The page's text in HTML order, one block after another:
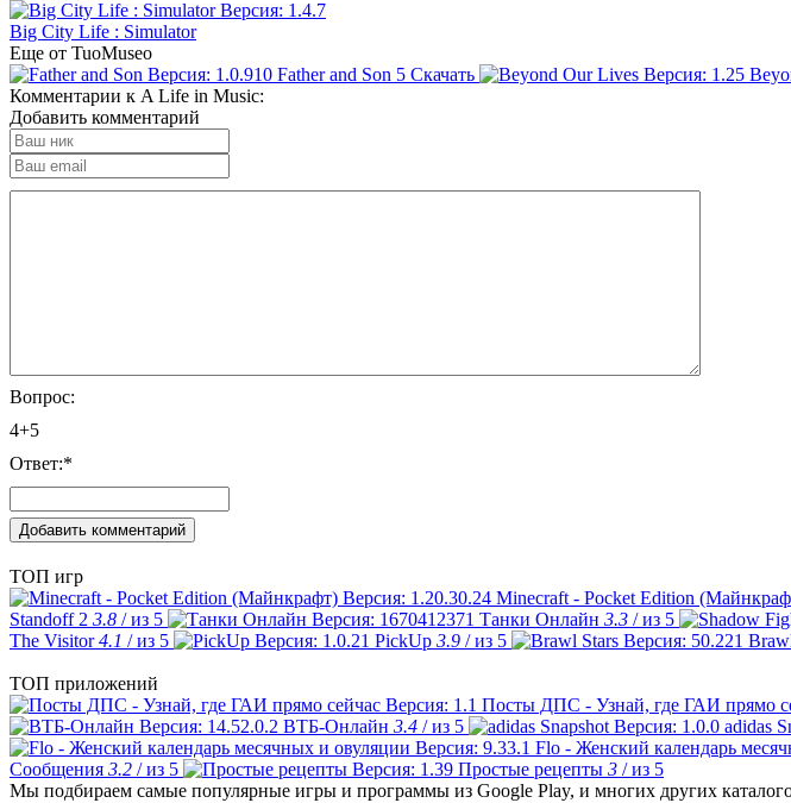
Big City Life : Simulator
Еще от TuoMuseo
Father and Son 5 Скачать
Комментарии к A Life in Music:
Добавить комментарий
Вопрос:
4+5
Ответ:*
ТОП игр
Minecraft - Pocket Edition
Standoff 2 3.8 / из 5 Танки Онлайн 3.3 / из 5
The Visitor4.1 / из 5 PickUp 3.9 / из 5
ТОП приложений
Посты ДПС - Узнай, где ГАИ прямо
ВТБ-Онлайн 3.4 / из 5 adidas
Flo - Женский календарь
Сообщения 3.2 / из 5 Простые рецепты 3 / из 5
Мы подбираем самые популярные игры и программы из Google Play, и многих других